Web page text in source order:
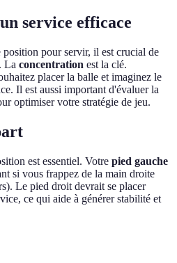
service efficace
pour servir, il est crucial de
La concentration est la clé.
placer la balle et imaginez le
Il est aussi important d'évaluer la
optimiser votre stratégie de jeu.
est essentiel. Votre pied gauche
si vous frappez de la main droite
Le pied droit devrait se placer
ce qui aide à générer stabilité et